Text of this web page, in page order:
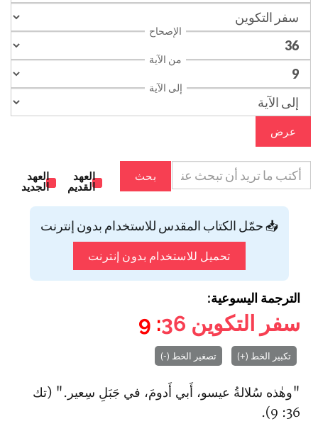
الإصحاح
من الآية
إلى الآية
عرض
بحث
العهد
القديم
العهد
الجديد
📥 حمّل الكتاب المقدس للاستخدام بدون إنترنت
تحميل للاستخدام بدون إنترنت
الترجمة اليسوعية:
سفر التكوين 36
: 9
تكبير الخط (+) تصغير الخط (-)
"وهٰذه سُلالةُ عيسو، أَبي أَدومَ، في جَبَلِ سِعير." (تك
36: 9).